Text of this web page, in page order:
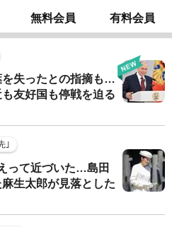
無料会員 有料会員
を失ったとの指摘も…
友好国も停戦を迫る
｣
って近づいた…島田
生太郎が見落とした